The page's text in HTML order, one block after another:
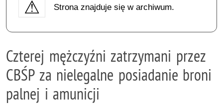
Strona znajduje się w archiwum.
Czterej mężczyźni zatrzymani przez
CBŚP za nielegalne posiadanie broni
palnej i amunicji